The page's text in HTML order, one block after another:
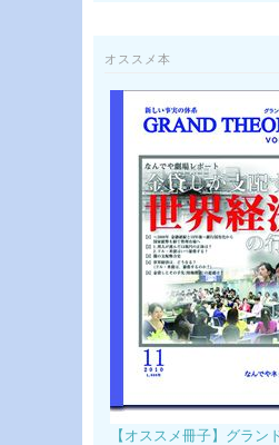
オススメ本
【オススメ冊子】グラン